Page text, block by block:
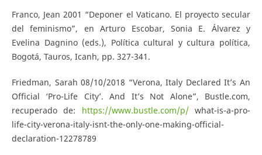
Franco, Jean 2001 “Deponer el Vaticano. El proyecto secular
del feminismo”, en Arturo Escobar, Sonia E. Álvarez y
Evelina Dagnino (eds.), Política cultural y cultura política,
Bogotá, Tauros, Icanh, pp. 327-341.
Friedman, Sarah 08/10/2018 “Verona, Italy Declared It’s An
Official ‘Pro-Life City’. And It’s Not Alone”, Bustle.com,
recuperado de: https://www.bustle.com/p/what-is-a-pro-
life-city-verona-italy-isnt-the-only-one-making-official-
declaration-12278789